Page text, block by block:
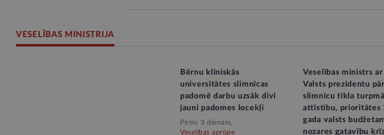
VESELĪBAS MINISTRIJA
Bērnu klīniskās
universitātes slimnīcas
padomē darbu uzsāk divi
jauni padomes locekļi
Pirms 3 dienām,
Veselības aprūpe
Veselības ministrs ar
Valsts prezidentu
slimnīcu tīkla
attīstību, prioritātes
gada valsts
nozares gatavību